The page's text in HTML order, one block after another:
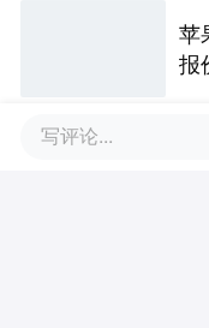
苹
报
写评论...